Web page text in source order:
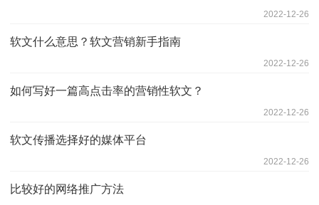
2022-12-26
软文什么意思？软文营销新手指南
2022-12-26
如何写好一篇高点击率的营销性软文？
2022-12-26
软文传播选择好的媒体平台
2022-12-26
比较好的网络推广方法